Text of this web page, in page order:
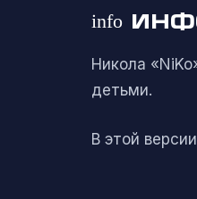
info
Никола
детьми.
В этой